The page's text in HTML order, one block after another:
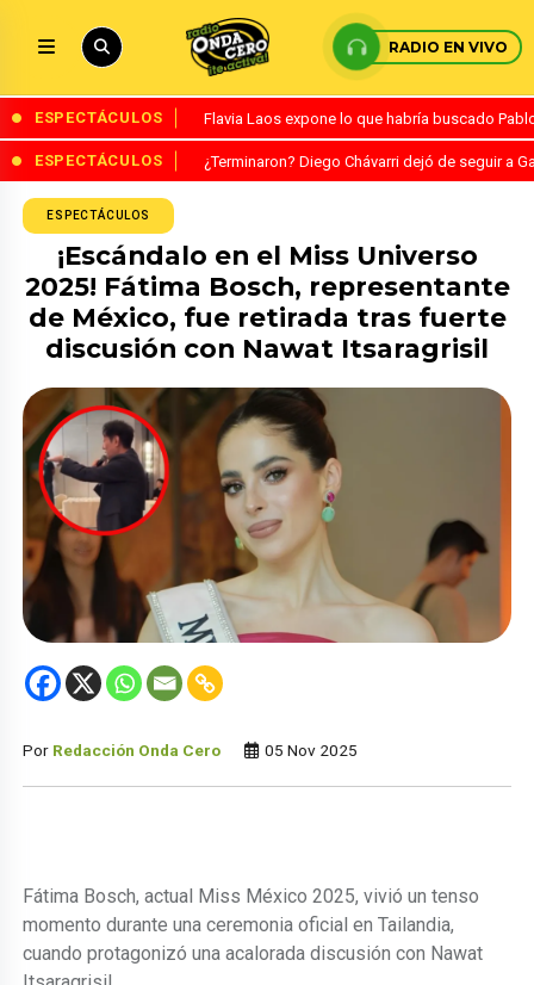
RADIO EN VIVO
ESPECTÁCULOS Flavia Laos expone lo que habría buscado
ESPECTÁCULOS ¿Terminaron? Diego Chávarri dejó de seguir a
ESPECTÁCULOS
¡Escándalo en el Miss Universo
2025! Fátima Bosch, representante
de México, fue retirada tras fuerte
discusión con Nawat Itsaragrisil
Por Redacción Onda Cero 05 Nov 2025
Fátima Bosch, actual Miss México 2025, vivió un tenso
momento durante una ceremonia oficial en Tailandia,
cuando protagonizó una acalorada discusión con Nawat